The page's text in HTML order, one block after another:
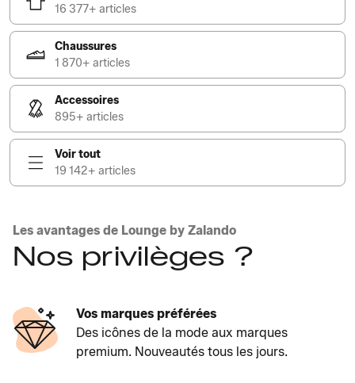
16 377+ articles
Chaussures
1 870+ articles
Accessoires
895+ articles
Voir tout
19 142+ articles
Les avantages de Lounge by Zalando
Nos privilèges ?
Vos marques préférées
Des icônes de la mode aux marques
premium. Nouveautés tous les jours.